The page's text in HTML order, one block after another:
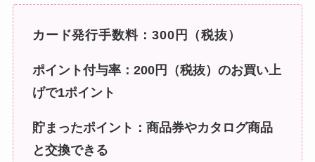
カード発行手数料：300円（税抜）
ポイント付与率：200円（税抜）のお買い上
げで1ポイント
貯まったポイント：商品券やカタログ商品
と交換できる